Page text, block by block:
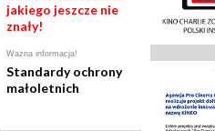
jakiego jeszcze nie
znały!
Ważna informacja!
Standardy ochrony
małoletnich